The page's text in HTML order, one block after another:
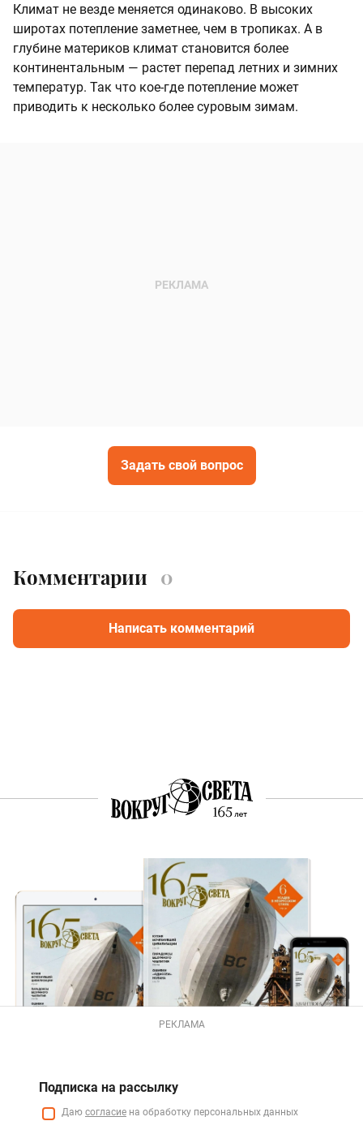
Климат не везде меняется одинаково. В высоких
широтах потепление заметнее, чем в тропиках. А в
глубине материков климат становится более
континентальным — растет перепад летних и зимних
температур. Так что кое-где потепление может
приводить к несколько более суровым зимам.
Задать свой вопрос
Комментарии 0
Написать комментарий
РЕКЛАМА
Подписка на рассылку
Даю согласие на обработку персональных данных